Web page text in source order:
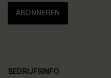
ABONNEREN
BEDRIJFSINFO